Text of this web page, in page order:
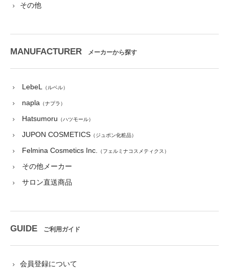
その他
MANUFACTURER メーカーから探す
LebeL （ルベル）
napla （ナプラ）
Hatsumoru （ハツモール）
JUPON COSMETICS （ジュポン化粧品）
Felmina Cosmetics Inc. （フェルミナコスメティクス）
その他メーカー
サロン直送商品
GUIDE ご利用ガイド
会員登録について